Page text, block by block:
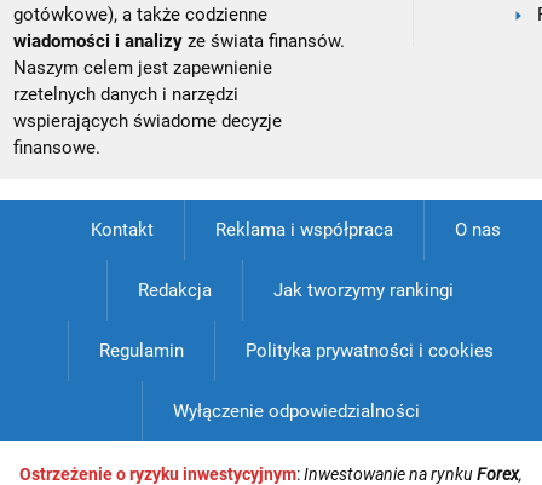
gotówkowe), a także codzienne
wiadomości i analizy ze świata finansów.
Naszym celem jest zapewnienie
rzetelnych danych i narzędzi
wspierających świadome decyzje
finansowe.
Kontakt Reklama i współpraca O nas
Redakcja Jak tworzymy rankingi
Regulamin Polityka prywatności i cookies
Wyłączenie odpowiedzialności
Ostrzeżenie o ryzyku inwestycyjnym:Inwestowanie na rynkuForex,